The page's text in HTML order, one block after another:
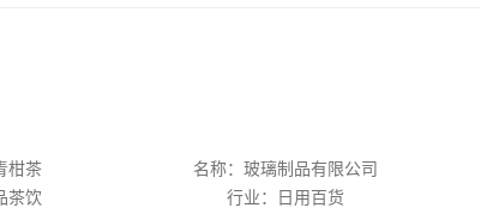
柑茶
茶饮
名称：玻璃制品有限公司
行业：日用百货